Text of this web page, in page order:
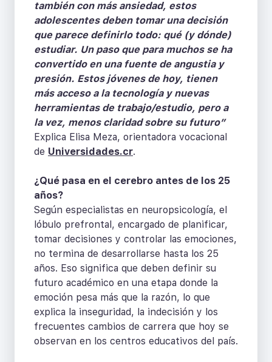
también con más ansiedad, estos
adolescentes deben tomar una decisión
que parece definirlo todo: qué (y dónde)
estudiar. Un paso que para muchos se ha
convertido en una fuente de angustia y
presión. Estos jóvenes de hoy, tienen
más acceso a la tecnología y nuevas
herramientas de trabajo/estudio, pero a
la vez, menos claridad sobre su futuro”
Explica Elisa Meza, orientadora vocacional
de Universidades.cr.
¿Qué pasa en el cerebro antes de los 25
años?
Según especialistas en neuropsicología, el
lóbulo prefrontal, encargado de planificar,
tomar decisiones y controlar las emociones,
no termina de desarrollarse hasta los 25
años. Eso significa que deben definir su
futuro académico en una etapa donde la
emoción pesa más que la razón, lo que
explica la inseguridad, la indecisión y los
frecuentes cambios de carrera que hoy se
observan en los centros educativos del país.